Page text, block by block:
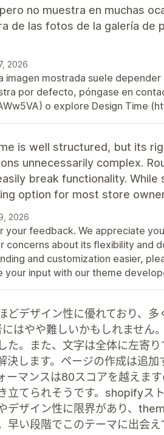
no muestra en muchas
de las fotos de la galería
2026
imagen mostrada suele
por defecto, póngase en
o explore Design Time
is well structured, but its
unnecessarily complex.
break functionality.
option for most store
2026
your feedback. We appreciate
concerns about its flexibility and
and customization easier,
your input with our theme
どデザイン性に優れており、
はやや難しいかもしれません
た。また、文字は全体に左寄
決します。ページの作成は追
ーマンスは80スコアを越えま
立てられそうです。shopifyス
デザイン性に限界があり、
早い段階でこのテーマに出会え